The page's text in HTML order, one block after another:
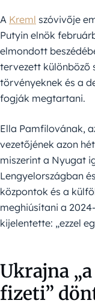
A Kreml szóvivője
Putyin elnök
elmondott
tervezett különböző
törvényeknek és a
fogják megtartani.
Ella Pamfilovának,
vezetőjének azon
miszerint a Nyugat
Lengyelországban
központok és a
meghiúsítani a
kijelentette: „ezzel
Ukrajna
fizeti”